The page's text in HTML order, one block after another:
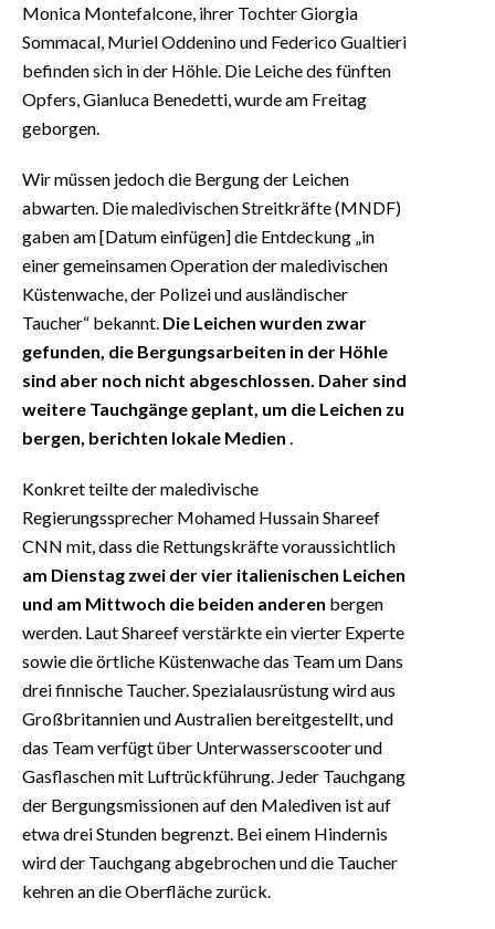
Monica Montefalcone, ihrer Tochter Giorgia
Sommacal, Muriel Oddenino und Federico Gualtieri
befinden sich in der Höhle. Die Leiche des fünften
Opfers, Gianluca Benedetti, wurde am Freitag
geborgen.
Wir müssen jedoch die Bergung der Leichen
abwarten. Die maledivischen Streitkräfte (MNDF)
gaben am [Datum einfügen] die Entdeckung „in
einer gemeinsamen Operation der maledivischen
Küstenwache, der Polizei und ausländischer
Taucher“ bekannt. Die Leichen wurden zwar
gefunden, die Bergungsarbeiten in der Höhle
sind aber noch nicht abgeschlossen. Daher sind
weitere Tauchgänge geplant, um die Leichen zu
bergen, berichten lokale Medien
Konkret teilte der maledivische
Regierungssprecher Mohamed Hussain Shareef
CNN mit, dass die Rettungskräfte voraussichtlich
am Dienstag zwei der vier italienischen Leichen
und am Mittwoch die beiden anderen bergen
werden. Laut Shareef verstärkte ein vierter Experte
sowie die örtliche Küstenwache das Team um Dans
drei finnische Taucher. Spezialausrüstung wird aus
Großbritannien und Australien bereitgestellt, und
das Team verfügt über Unterwasserscooter und
Gasflaschen mit Luftrückführung. Jeder Tauchgang
der Bergungsmissionen auf den Malediven ist auf
etwa drei Stunden begrenzt. Bei einem Hindernis
wird der Tauchgang abgebrochen und die Taucher
kehren an die Oberfläche zurück.